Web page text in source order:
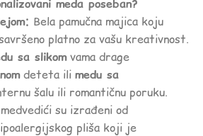
meda poseban?
Bela pamučna majica koju
platno za vašu kreativnost.
sa slikomvama drage
deteta ili medu sa
šalu ili romantičnu poruku.
su izrađeni od
pliša koji je